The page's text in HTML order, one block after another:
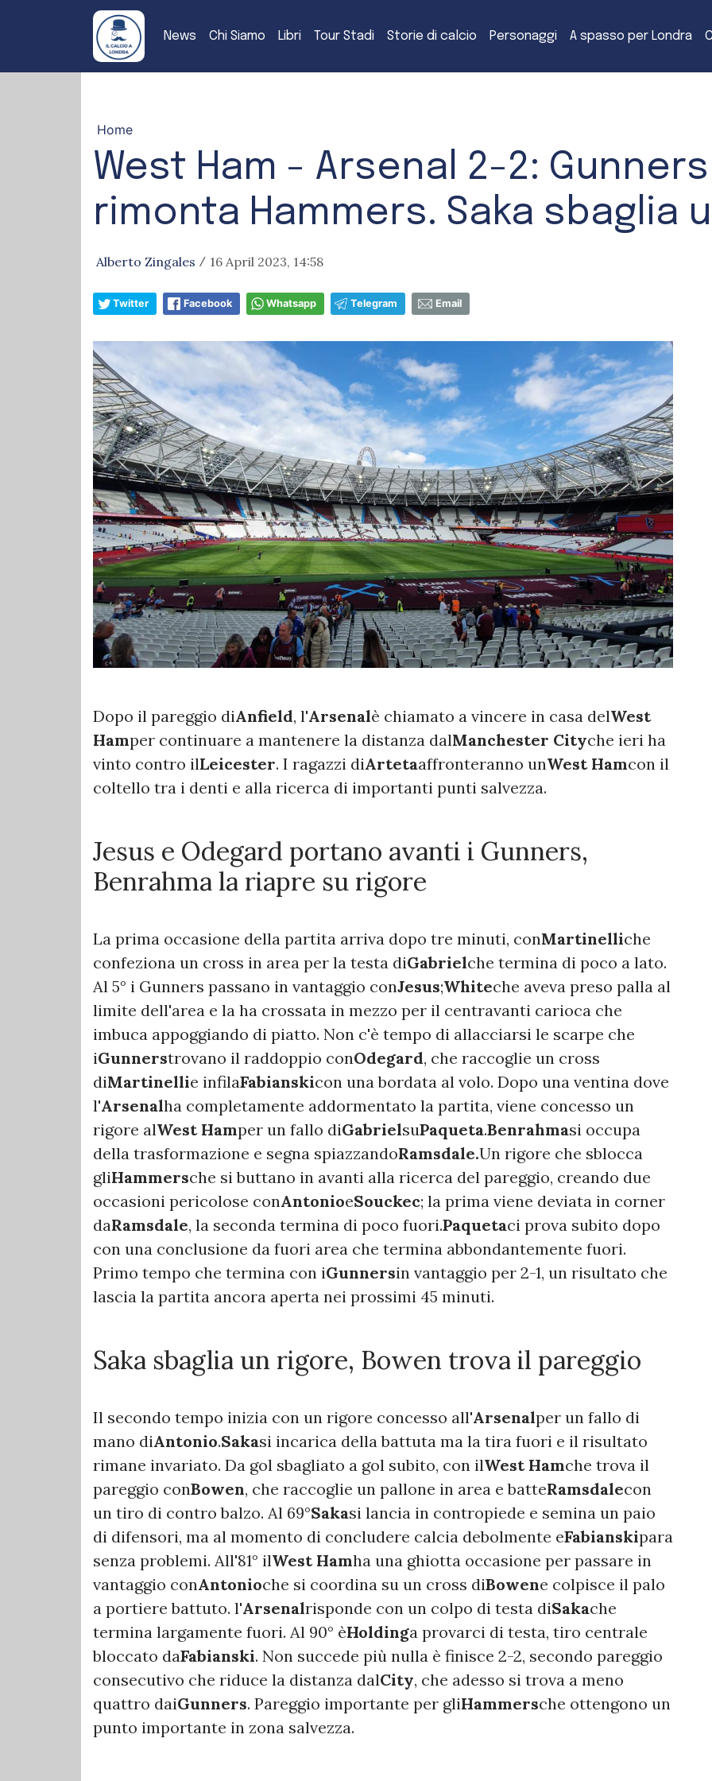
News Chi Siamo Libri Tour Stadi Storie di calcio Personaggi A spasso per Londra
Home
West Ham - Arsenal 2-2:
rimonta Hammers. Saka sbaglia
Alberto Zingales / 16 April 2023, 14:58
Twitter Facebook Whatsapp Telegram Email
Dopo il pareggio diAnfield, l'Arsenalè chiamato a vincere in casa delWest
Hamper continuare a mantenere la distanza dalManchester Cityche ieri ha
vinto contro ilLeicester. I ragazzi diArtetaaffronteranno unWest Hamcon il
coltello tra i denti e alla ricerca di importanti punti salvezza.
Jesus e Odegard portano avanti i Gunners,
Benrahma la riapre su rigore
La prima occasione della partita arriva dopo tre minuti, conMartinelliche
confeziona un cross in area per la testa diGabrielche termina di poco a lato.
Al 5° i Gunners passano in vantaggio conJesus;Whiteche aveva preso palla al
limite dell'area e la ha crossata in mezzo per il centravanti carioca che
imbuca appoggiando di piatto. Non c'è tempo di allacciarsi le scarpe che
iGunnerstrovano il raddoppio conOdegard, che raccoglie un cross
diMartinellie infilaFabianskicon una bordata al volo. Dopo una ventina dove
l'Arsenalha completamente addormentato la partita, viene concesso un
rigore alWest Hamper un fallo diGabrielsuPaqueta.Benrahmasi occupa
della trasformazione e segna spiazzandoRamsdale.Un rigore che sblocca
gliHammersche si buttano in avanti alla ricerca del pareggio, creando due
occasioni pericolose conAntonioeSouckec; la prima viene deviata in corner
daRamsdale, la seconda termina di poco fuori.Paquetaci prova subito dopo
con una conclusione da fuori area che termina abbondantemente fuori.
Primo tempo che termina con iGunnersin vantaggio per 2-1, un risultato che
lascia la partita ancora aperta nei prossimi 45 minuti.
Saka sbaglia un rigore, Bowen trova il pareggio
Il secondo tempo inizia con un rigore concesso all'Arsenalper un fallo di
mano diAntonio.Sakasi incarica della battuta ma la tira fuori e il risultato
rimane invariato. Da gol sbagliato a gol subito, con ilWest Hamche trova il
pareggio conBowen, che raccoglie un pallone in area e batteRamsdalecon
un tiro di contro balzo. Al 69°Sakasi lancia in contropiede e semina un paio
di difensori, ma al momento di concludere calcia debolmente eFabianskipara
senza problemi. All'81° ilWest Hamha una ghiotta occasione per passare in
vantaggio conAntonioche si coordina su un cross diBowene colpisce il palo
a portiere battuto. l'Arsenalrisponde con un colpo di testa diSakache
termina largamente fuori. Al 90° èHoldinga provarci di testa, tiro centrale
bloccato daFabianski. Non succede più nulla è finisce 2-2, secondo pareggio
consecutivo che riduce la distanza dalCity, che adesso si trova a meno
quattro daiGunners. Pareggio importante per gliHammersche ottengono un
punto importante in zona salvezza.